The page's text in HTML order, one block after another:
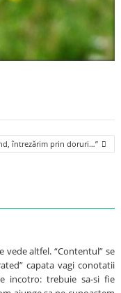
întrezărim prin doruri…”
altfel. “Contentul” se
capata vagi conotatii
incotro: trebuie sa-si fie